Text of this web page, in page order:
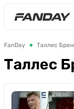
FanDay Таллес
Таллес